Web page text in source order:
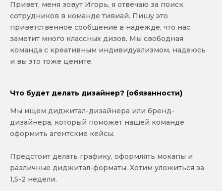
Привет, меня зовут Игорь, я отвечаю за поиск
сотрудников в команде тивиай. Пишу это
приветственное сообщение в надежде, что нас
заметит много классных дизов. Мы свободная
команда с креативным индивидуализмом, надеюсь
и вы это тоже цените.
Что будет делать дизайнер? (обязанности)
Мы ищем диджитал-дизайнера или бренд-
дизайнера, который поможет нашей команде
оформить агентские кейсы.
Предстоит делать графику, оформлять мокапы и
различные диджитал-форматы. Хотим уложиться за
1,5-2 недели.